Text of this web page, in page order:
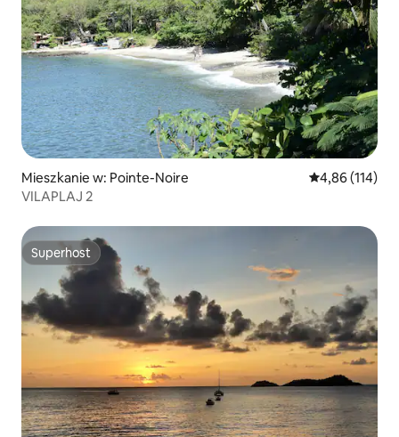
Mieszkanie w: Pointe-Noire Średnia
4,86 (114)
VILAPLAJ 2
Superhost
Superhost